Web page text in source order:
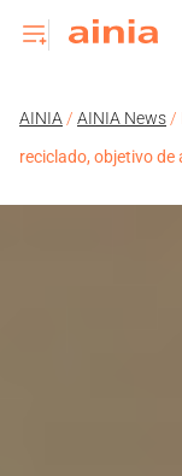
AINIA / AINIA News /
reciclado, objetivo de